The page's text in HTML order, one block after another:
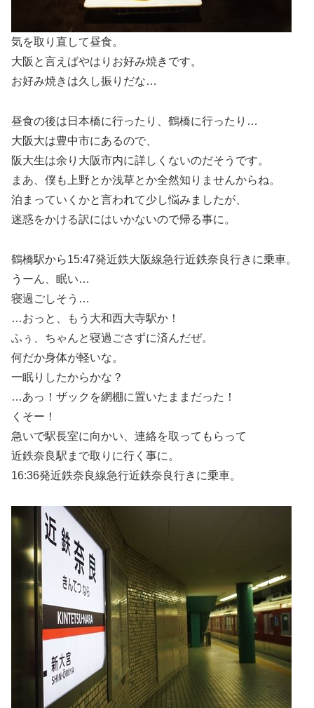
気を取り直して昼食。
大阪と言えばやはりお好み焼きです。
お好み焼きは久し振りだな…
昼食の後は日本橋に行ったり、鶴橋に行ったり…
大阪大は豊中市にあるので、
阪大生は余り大阪市内に詳しくないのだそうです。
まあ、僕も上野とか浅草とか全然知りませんからね。
泊まっていくかと言われて少し悩みましたが、
迷惑をかける訳にはいかないので帰る事に。
鶴橋駅から15:47発近鉄大阪線急行近鉄奈良行きに乗車。
うーん、眠い…
寝過ごしそう…
…おっと、もう大和西大寺駅か！
ふぅ、ちゃんと寝過ごさずに済んだぜ。
何だか身体が軽いな。
一眠りしたからかな？
…あっ！ザックを網棚に置いたままだった！
くそー！
急いで駅長室に向かい、連絡を取ってもらって
近鉄奈良駅まで取りに行く事に。
16:36発近鉄奈良線急行近鉄奈良行きに乗車。